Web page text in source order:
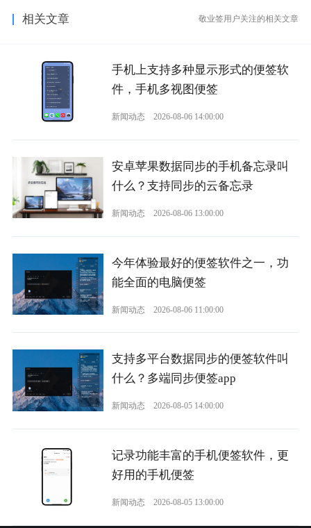
相关文章 敬业签用户关注的相关文章
手机上支持多种显示形式的便签软
件，手机多视图便签
新闻动态 2026-08-06 14:00:00
安卓苹果数据同步的手机备忘录叫
什么？支持同步的云备忘录
新闻动态 2026-08-06 13:00:00
今年体验最好的便签软件之一，功
能全面的电脑便签
新闻动态 2026-08-06 11:00:00
支持多平台数据同步的便签软件叫
什么？多端同步便签app
新闻动态 2026-08-05 14:00:00
记录功能丰富的手机便签软件，更
好用的手机便签
新闻动态 2026-08-05 13:00:00